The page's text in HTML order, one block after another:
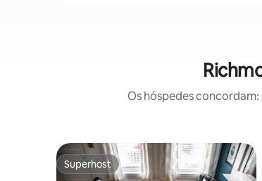
Os hóspedes
Superhost
Superhost